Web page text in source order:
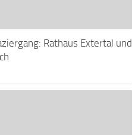
Rathaus Extertal und